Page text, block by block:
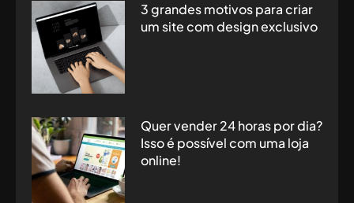
3 grandes motivos para criar
um site com design exclusivo
Quer vender 24 horas por dia?
Isso é possível com uma loja
online!